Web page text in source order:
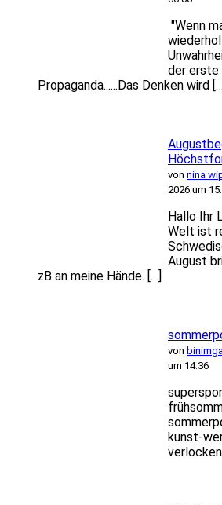
"Wenn
der erste
Propaganda......Das Denken wird […]
von nina
2026 um
Hallo Ihr
Welt ist
August
zB an meine Hände. […]
von
um 14:36
kunst-